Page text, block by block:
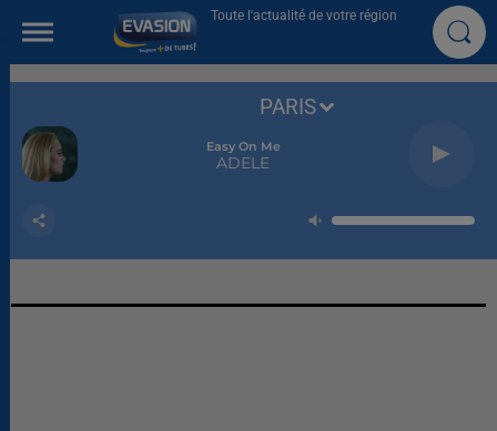
Toute l'actualité de votre région
Easy On Me
ADELE
PARIS